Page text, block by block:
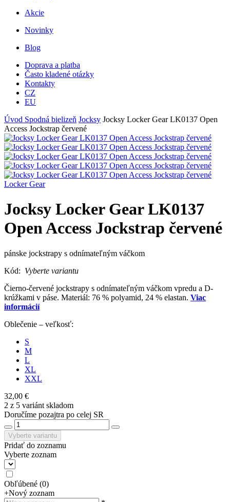
Akcie
Novinky
Blog
Doprava a platba
Často kladené otázky
Kontakty
CZ
EU
Úvod Spodná bielizeň Jocksy Jocksy Locker Gear LK0137 Open
Access Jockstrap červené
Locker Gear
Jocksy Locker Gear LK0137
Open Access Jockstrap červené
pánske jockstrapy s odnímateľným váčkom
Kód: Vyberte variantu
Čierno-červené jockstrapy s odnímateľným váčkom vpredu a D-
krúžkami v páse. Materiál: 76 % polyamid, 24 % elastan. Viac
informácií
Oblečenie – veľkosť:
S
M
L
XL
XXL
32,00 €
2 z 5 variánt skladom
Doručíme pozajtra po celej SR
Vyberte variantu
Pridať do zoznamu
Vyberte zoznam
Obľúbené (0)
+Nový zoznam